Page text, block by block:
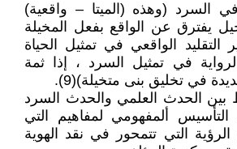
السرد (وهذه (الميتا – واقعية)
يفترق عن الواقع بفعل المخيلة
، تغير التقليد الواقعي في تمثيل الحياة
في تمثيل السرد ، إذا ثمة
في تخليق بنى متخيلة)(9).
بين الحدث العلمي والحدث السرد
التأسيس ألمفهومي لمفاهيم التي
التي تتمحور في نقد الهوية